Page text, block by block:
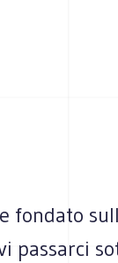
fondato
passarci